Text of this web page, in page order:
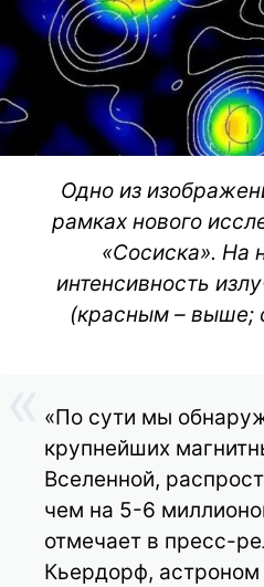
Одно из
рамках нового
«Сосиска». На
интенсивность
(красным – выше;
«По сути мы
крупнейших
Вселенной,
чем на 5-6
отмечает в пресс-
Кьердорф, астроном